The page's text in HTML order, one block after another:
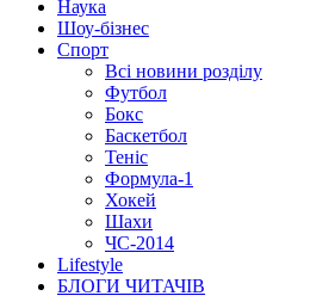
Наука
Шоу-бізнес
Спорт
Всі новини розділу
Футбол
Бокс
Баскетбол
Теніс
Формула-1
Хокей
Шахи
ЧС-2014
Lifestyle
БЛОГИ ЧИТАЧІВ